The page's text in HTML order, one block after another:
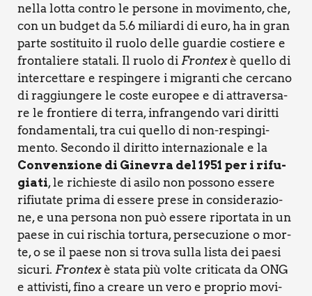
nel­la lot­ta con­tro le per­so­ne in movi­men­to, che,
con un bud­get da 5.6 miliar­di di euro, ha in gran
par­te sosti­tui­to il ruo­lo del­le guar­die costie­re e
fron­ta­lie­re sta­ta­li. Il ruo­lo di Fron­texè quel­lo di
inter­cet­ta­re e respin­ge­re i migran­ti che cer­ca­no
di rag­giun­ge­re le coste euro­pee e di attra­ver­sa­
re le fron­tie­re di ter­ra, infran­gen­do vari dirit­ti
fon­da­men­ta­li, tra cui quel­lo di non-respin­gi­
men­to. Secon­do il dirit­to inter­na­zio­na­le e la
Con­ven­zio­ne di Gine­vra del 1951 per i rifu­
gia­ti, le richie­ste di asi­lo non pos­so­no esse­re
rifiu­ta­te pri­ma di esse­re pre­se in con­si­de­ra­zio­
ne, e una per­so­na non può esse­re ripor­ta­ta in un
pae­se in cui rischia tor­tu­ra, per­se­cu­zio­ne o mor­
te, o se il pae­se non si tro­va sul­la lista dei pae­si
sicu­ri. Fron­texè sta­ta più vol­te cri­ti­ca­ta da ONG
e atti­vi­sti, fino a crea­re un vero e pro­prio movi­